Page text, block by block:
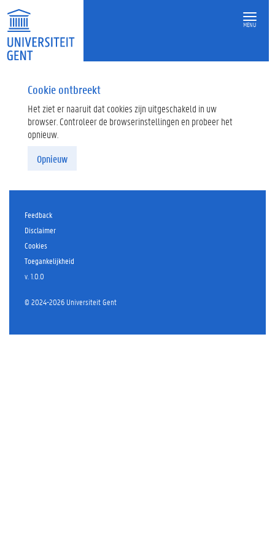
MENU
Cookie ontbreekt
Het ziet er naaruit dat cookies zijn uitgeschakeld in uw
browser. Controleer de browserinstellingen en probeer het
opnieuw.
Opnieuw
Feedback
Disclaimer
Cookies
Toegankelijkheid
v. 1.0.0
© 2024-2026 Universiteit Gent